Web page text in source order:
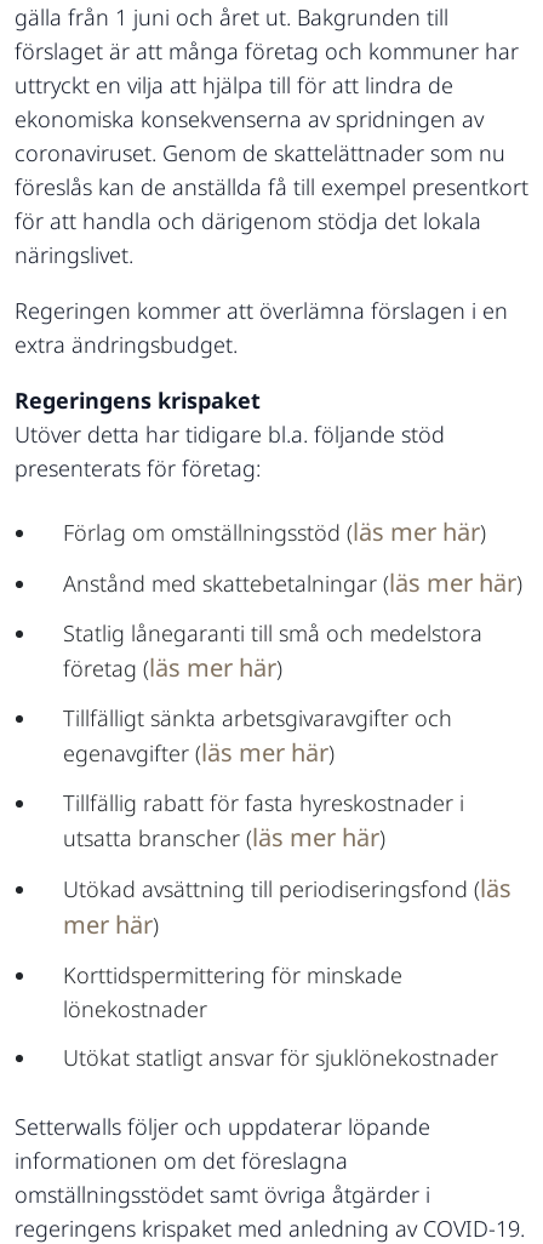
gälla från 1 juni och året ut. Bakgrunden till
förslaget är att många företag och kommuner har
uttryckt en vilja att hjälpa till för att lindra de
ekonomiska konsekvenserna av spridningen av
coronaviruset. Genom de skattelättnader som nu
föreslås kan de anställda få till exempel presentkort
för att handla och därigenom stödja det lokala
näringslivet.
Regeringen kommer att överlämna förslagen i en
extra ändringsbudget.
Regeringens krispaket
Utöver detta har tidigare bl.a. följande stöd
presenterats för företag:
Förlag om omställningsstöd (läs mer här)
Anstånd med skattebetalningar (läs mer här)
Statlig lånegaranti till små och medelstora
företag (läs mer här)
Tillfälligt sänkta arbetsgivaravgifter och
egenavgifter (läs mer här)
Tillfällig rabatt för fasta hyreskostnader i
utsatta branscher (läs mer här)
Utökad avsättning till periodiseringsfond (läs
mer här)
Korttidspermittering för minskade
lönekostnader
Utökat statligt ansvar för sjuklönekostnader
Setterwalls följer och uppdaterar löpande
informationen om det föreslagna
omställningsstödet samt övriga åtgärder i
regeringens krispaket med anledning av COVID-19.